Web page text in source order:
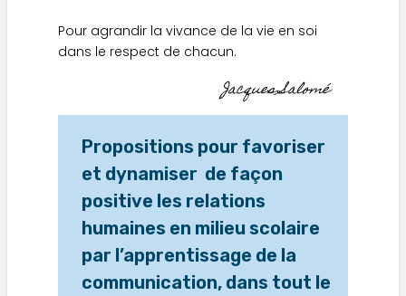
Pour agrandir la vivance de la vie en soi
dans le respect de chacun.
Jacques Salomé
Propositions pour favoriser
et dynamiser de façon
positive les relations
humaines en milieu scolaire
par l’apprentissage de la
communication, dans tout le